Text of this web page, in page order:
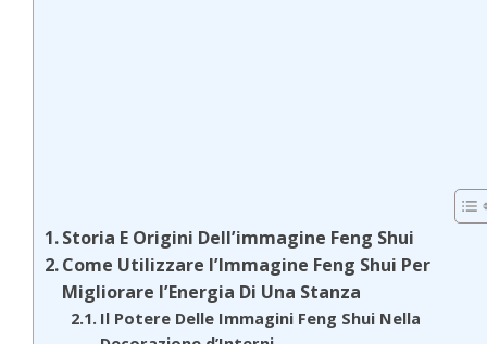
Storia E Origini Dell’immagine Feng Shui
Come Utilizzare l’Immagine Feng Shui Per
Migliorare l’Energia Di Una Stanza
Il Potere Delle Immagini Feng Shui Nella